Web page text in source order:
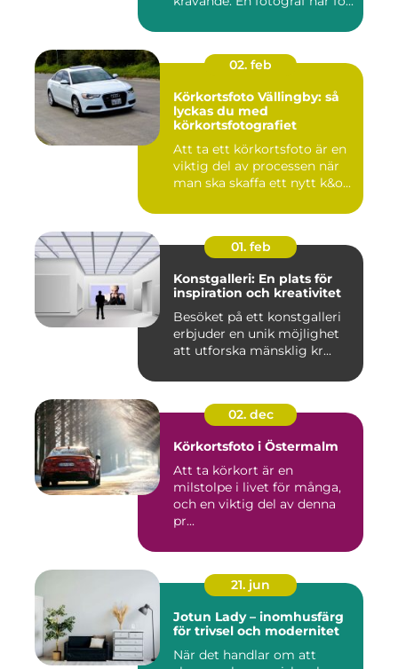
02. feb
Körkortsfoto Vällingby: så
lyckas du med
körkortsfotografiet
Att ta ett körkortsfoto är en
viktig del av processen när
man ska skaffa ett nytt k&o...
01. feb
Konstgalleri: En plats för
inspiration och kreativitet
Besöket på ett konstgalleri
erbjuder en unik möjlighet
att utforska mänsklig kr...
02. dec
Körkortsfoto i Östermalm
Att ta körkort är en
milstolpe i livet för många,
och en viktig del av denna
pr...
21. jun
Jotun Lady – inomhusfärg
för trivsel och modernitet
När det handlar om att